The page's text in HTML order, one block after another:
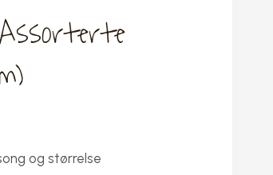
og størrelse